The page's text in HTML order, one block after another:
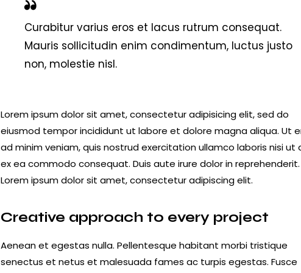
Curabitur varius eros et lacus rutrum consequat.
Mauris sollicitudin enim condimentum, luctus justo
non, molestie nisl.
Lorem ipsum dolor sit amet, consectetur adipisicing elit, sed do
eiusmod tempor incididunt ut labore et dolore magna aliqua. Ut
ad minim veniam, quis nostrud exercitation ullamco laboris nisi ut
ex ea commodo consequat. Duis aute irure dolor in reprehenderit.
Lorem ipsum dolor sit amet, consectetur adipiscing elit.
Creative approach to every project
Aenean et egestas nulla. Pellentesque habitant morbi tristique
senectus et netus et malesuada fames ac turpis egestas. Fusce